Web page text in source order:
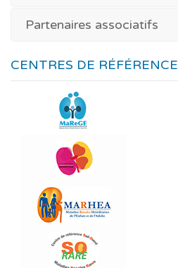
Partenaires associatifs
CENTRES DE RÉFÉRENCE